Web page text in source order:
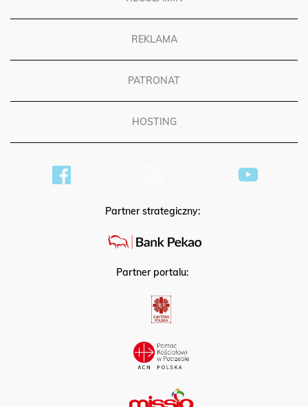
REKLAMA
PATRONAT
HOSTING
Partner strategiczny:
Partner portalu: